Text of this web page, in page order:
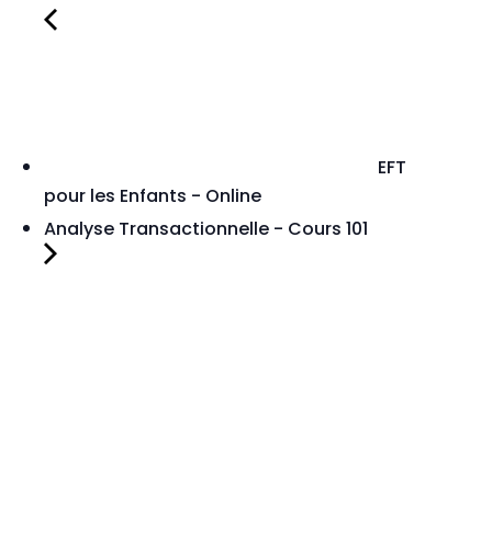
EFT
pour les Enfants - Online
Analyse Transactionnelle - Cours 101